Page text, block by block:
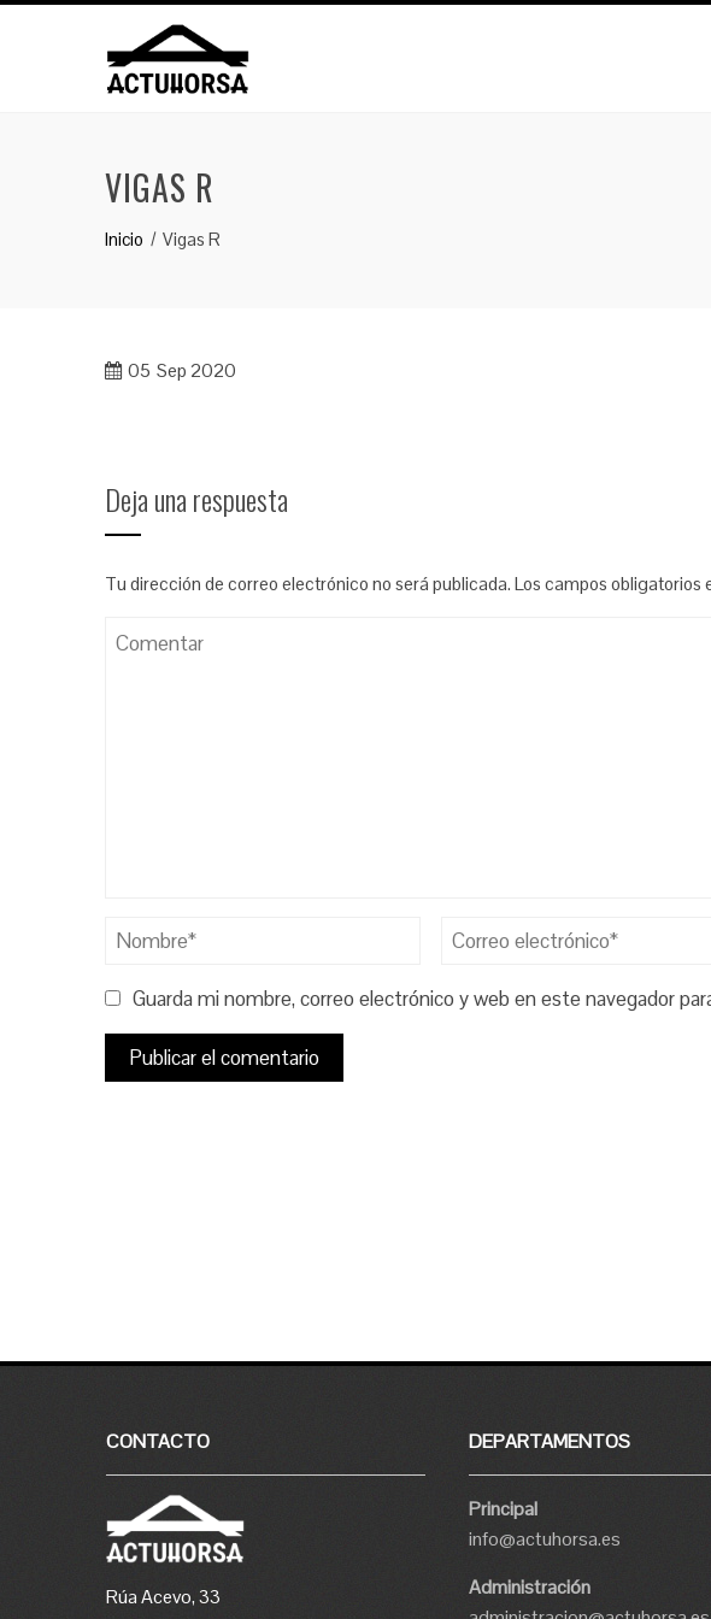
VIGAS R
Inicio Vigas R
05 Sep 2020
Deja una respuesta
Tu dirección de correo electrónico no será publicada. Los campos obligatorios
Guarda mi nombre, correo electrónico y web en este navegador
CONTACTO
Rúa Acevo, 33
DEPARTAMENTOS
Principal
info@actuhorsa.es
Administración